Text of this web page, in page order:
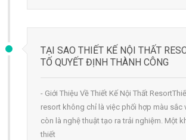
TẠI SAO THIẾT KẾ NỘI THẤT
TỐ QUYẾT ĐỊNH THÀNH CÔNG
- Giới Thiệu Về Thiết Kế Nội Thất
resort không chỉ là việc phối hợp màu sắc
còn là nghệ thuật tạo ra trải nghiệm. Một
thiết